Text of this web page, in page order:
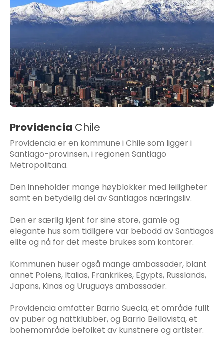
Providencia Chile
Providencia er en kommune i Chile som ligger i
Santiago-provinsen, i regionen Santiago
Metropolitana.
Den inneholder mange høyblokker med leiligheter
samt en betydelig del av Santiagos næringsliv.
Den er særlig kjent for sine store, gamle og
elegante hus som tidligere var bebodd av Santiagos
elite og nå for det meste brukes som kontorer.
Kommunen huser også mange ambassader, blant
annet Polens, Italias, Frankrikes, Egypts, Russlands,
Japans, Kinas og Uruguays ambassader.
Providencia omfatter Barrio Suecia, et område fullt
av puber og nattklubber, og Barrio Bellavista, et
bohemområde befolket av kunstnere og artister.